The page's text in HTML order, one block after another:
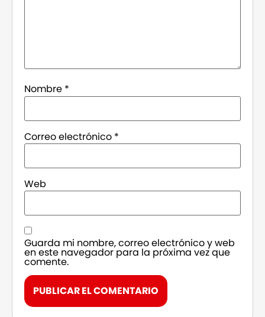
Nombre *
Correo electrónico *
Web
Guarda mi nombre, correo electrónico y web
en este navegador para la próxima vez que
comente.